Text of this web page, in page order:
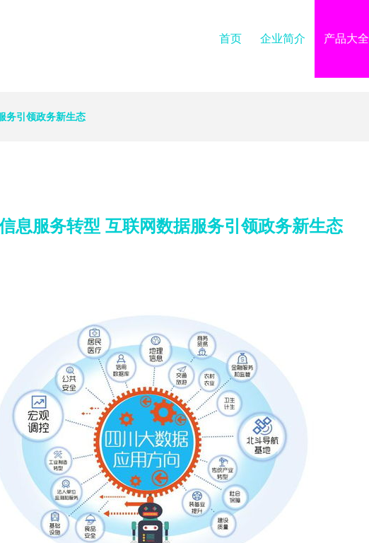
首页 企业简介 产品大全
务引领政务新生态
息服务转型 互联网数据服务引领政务新生态